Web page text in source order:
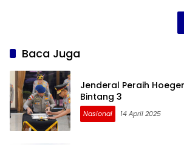
Baca Juga
Jenderal Peraih
Bintang 3
Nasional 14 April 2025